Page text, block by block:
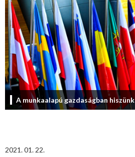
A munkaalapú gazdaságban hiszünk
2021. 01. 22.